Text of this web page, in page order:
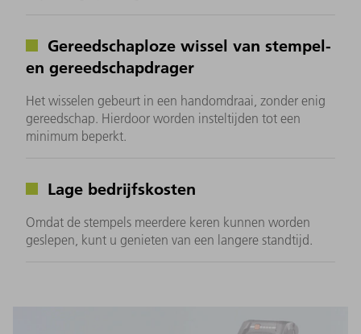
Gereedschaploze wissel van stempel-
en gereedschapdrager
Het wisselen gebeurt in een handomdraai, zonder enig
gereedschap. Hierdoor worden insteltijden tot een
minimum beperkt.
Lage bedrijfskosten
Omdat de stempels meerdere keren kunnen worden
geslepen, kunt u genieten van een langere standtijd.